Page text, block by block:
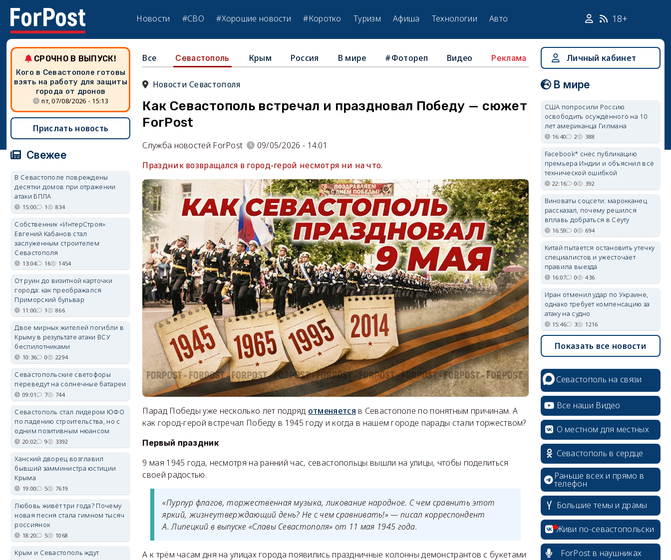
Новости #СВО #Хорошие новости #Коротко Туризм Афиша Технологии Авто 18+
Все Севастополь Крым Россия В мире #Фотореп Видео Реклама
Новости Севастополя
Как Севастополь встречал и праздновал Победу — сюжет
ForPost
Служба новостей ForPost
09/05/2026 - 14:01
Праздник возвращался в город-герой несмотря ни на что.
Парад Победы уже несколько лет подряд отменяется в Севастополе по понятным причинам. А
как город-герой встречал Победу в 1945 году и когда в нашем городе парады стали торжеством?
Первый праздник
9 мая 1945 года, несмотря на ранний час, севастопольцы вышли на улицы, чтобы поделиться
своей радостью.
«Пурпур флагов, торжественная музыка, ликование народное. С чем сравнить этот
яркий, жизнеутверждающий день? Не с чем сравнивать!» — писал корреспондент
А. Липецкий в выпуске «Славы Севастополя» от 11 мая 1945 года.
А к трём часам дня на улицах города появились праздничные колонны демонстрантов с букетами
СРОЧНО В ВЫПУСК!
Кого в Севастополе готовы
взять на работу для защиты
города от дронов
пт, 07/08/2026 - 15:13
Прислать новость
Свежее
В Севастополе повреждены
десятки домов при отражении
атаки БПЛА
15:00 1 834
Собственник «ИнтерСтроя»
Евгений Кабанов стал
заслуженным строителем
Севастополя
13:04 16 1454
От руин до визитной карточки
города: как преображался
Приморский бульвар
11:00 1 866
Двое мирных жителей погибли в
Крыму в результате атаки ВСУ
беспилотниками
10:36 0 2294
Севастопольские светофоры
переведут на солнечные батареи
09:01 7 744
Севастополь стал лидером ЮФО
по падению строительства, но с
одним позитивным нюансом
20:02 9 3392
Ханский дворец возглавил
бывший замминистра юстиции
Крыма
19:00 5 7619
Любовь живёт три года? Почему
новая песня стала гимном тысяч
россиянок
18:20 5 1068
Крым и Севастополь ждут
Личный кабинет
В мире
США попросили Россию
освободить осуждённого на 10
лет американца Гилмана
16:40 2 388
Facebook* снёс публикацию
премьера Индии и объяснил всё
технической ошибкой
22:16 0 392
Виноваты соцсети: марокканец
рассказал, почему решился
вплавь добраться в Сеуту
16:59 0 694
Китай пытается остановить утечку
специалистов и ужесточает
правила выезда
16:07 0 436
Иран отменил удар по Украине,
однако требует компенсацию за
атаку на судно
15:46 3 1216
Показать все новости
Севастополь на связи
Все наши Видео
О местном для местных
Севастополь в сердце
Раньше всех и прямо в
телефон
Большие темы и драмы
Живи по-севастопольски
ForPost в наушниках
erid: 2SDnjcrDNw6